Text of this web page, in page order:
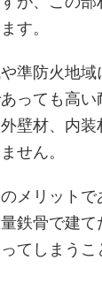
す。
準防火地
っても高
壁材、内
せん。
メリット
鉄骨で建
てしまうこ